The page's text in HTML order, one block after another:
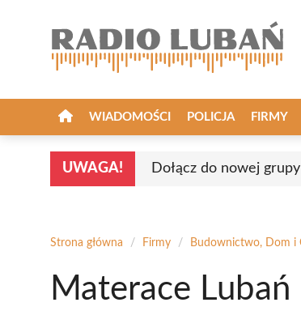
WIADOMOŚCI POLICJA FIRMY
UWAGA! Dołącz do nowej grupy
Strona główna / Firmy / Budownictwo, Dom i
Materace